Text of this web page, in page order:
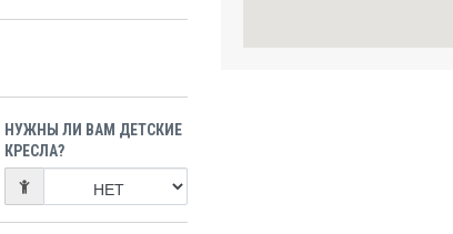
НУЖНЫ ЛИ ВАМ ДЕТСКИЕ
КРЕСЛА?